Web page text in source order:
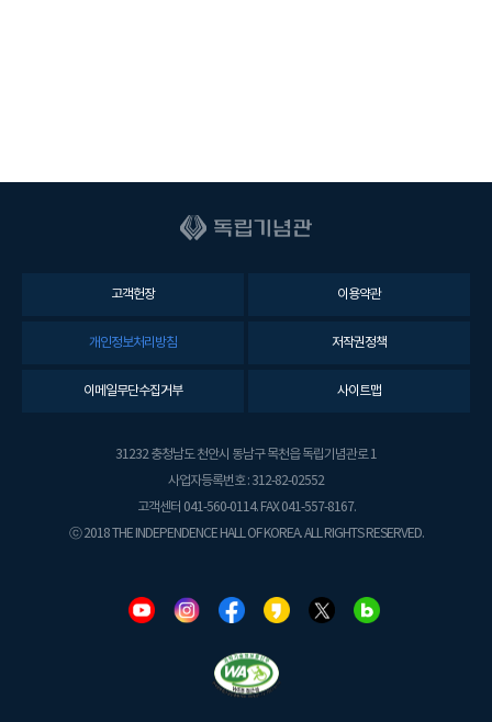
고객헌장 이용약관
개인정보처리방침 저작권정책
이메일무단수집거부 사이트맵
31232 충청남도 천안시 동남구 목천읍 독립기념관로 1
사업자등록번호 : 312-82-02552
고객센터 041-560-0114. FAX 041-557-8167.
ⓒ 2018 THE INDEPENDENCE HALL OF KOREA. ALL RIGHTS RESERVED.